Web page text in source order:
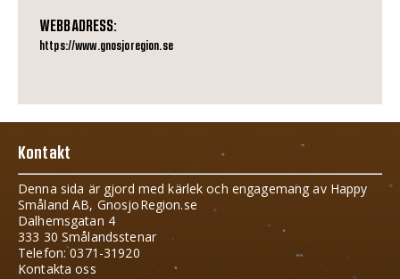
WEBBADRESS:
https://www.gnosjoregion.se
Kontakt
Denna sida är gjord med kärlek och engagemang av Happy
Småland AB, GnosjoRegion.se
Dalhemsgatan 4
333 30 Smålandsstenar
Telefon: 0371-31920
Kontakta oss